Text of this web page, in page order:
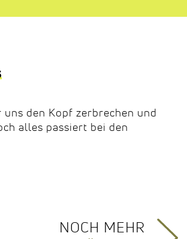
den Kopf zerbrechen und
alles passiert bei den
NOCH MEHR